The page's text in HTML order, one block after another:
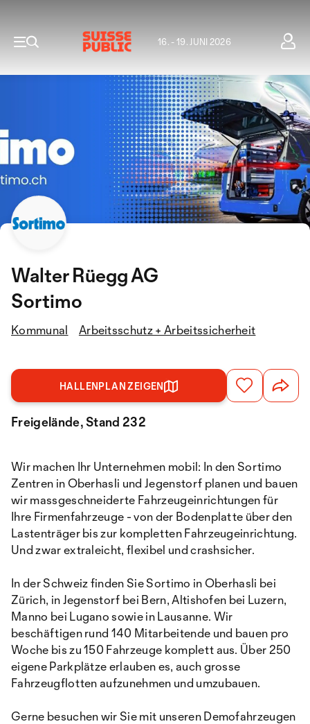
16. - 19. JUNI 2026
Walter Rüegg AG
Sortimo
Kommunal Arbeitsschutz + Arbeitssicherheit
HALLENPLAN ZEIGEN
Freigelände, Stand 232
Wir machen Ihr Unternehmen mobil: In den Sortimo
Zentren in Oberhasli und Jegenstorf planen und bauen
wir massgeschneiderte Fahrzeugeinrichtungen für
Ihre Firmenfahrzeuge - von der Bodenplatte über den
Lastenträger bis zur kompletten Fahrzeugeinrichtung.
Und zwar extraleicht, flexibel und crashsicher.
In der Schweiz finden Sie Sortimo in Oberhasli bei
Zürich, in Jegenstorf bei Bern, Altishofen bei Luzern,
Manno bei Lugano sowie in Lausanne. Wir
beschäftigen rund 140 Mitarbeitende und bauen pro
Woche bis zu 150 Fahrzeuge komplett aus. Über 250
eigene Parkplätze erlauben es, auch grosse
Fahrzeugflotten aufzunehmen und umzubauen.
Gerne besuchen wir Sie mit unseren Demofahrzeugen